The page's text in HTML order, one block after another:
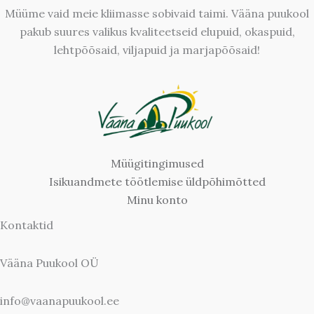
Müüme vaid meie kliimasse sobivaid taimi. Vääna puukool
pakub suures valikus kvaliteetseid elupuid, okaspuid,
lehtpõõsaid, viljapuid ja marjapõõsaid!
Müügitingimused
Isikuandmete töötlemise üldpõhimõtted
Minu konto
Kontaktid
Vääna Puukool OÜ
info@vaanapuukool.ee